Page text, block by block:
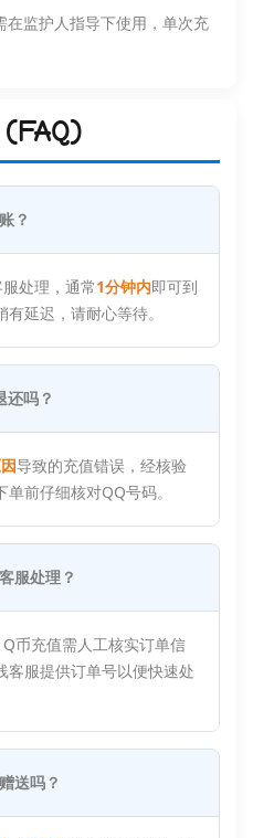
在监护人指导下使用，单次充
？
处理，通常1分钟内即可到
延迟，请耐心等待。
还吗？
导致的充值错误，经核验
前仔细核对QQ号码。
服处理？
币充值需人工核实订单信
客服提供订单号以便快速处
送吗？